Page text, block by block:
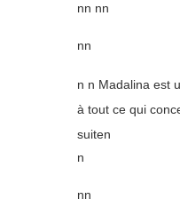
nn nn
nn
n n Madalina est
à tout ce qui
suiten
n
nn